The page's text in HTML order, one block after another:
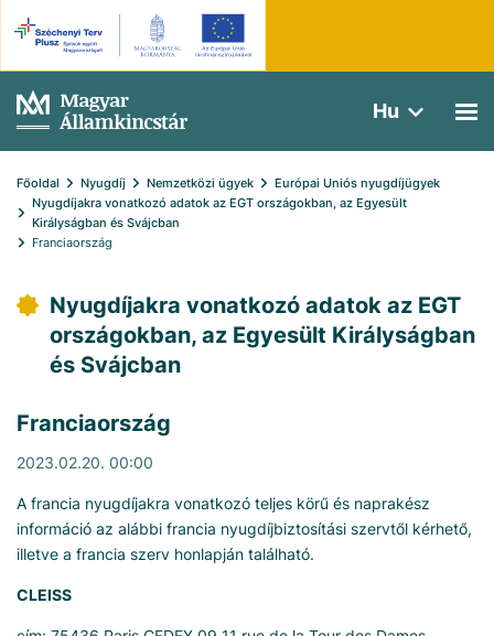
Hu
Főoldal Nyugdíj Nemzetközi ügyek
Európai Uniós nyugdíjügyek
Nyugdíjakra vonatkozó adatok az EGT országokban, az Egyesült
Királyságban és Svájcban
Franciaország
Nyugdíjakra vonatkozó adatok az EGT
országokban, az Egyesült Királyságban
és Svájcban
Franciaország
2023.02.20. 00:00
A francia nyugdíjakra vonatkozó teljes körű és naprakész
információ az alábbi francia nyugdíjbiztosítási szervtől kérhető,
illetve a francia szerv honlapján található.
CLEISS